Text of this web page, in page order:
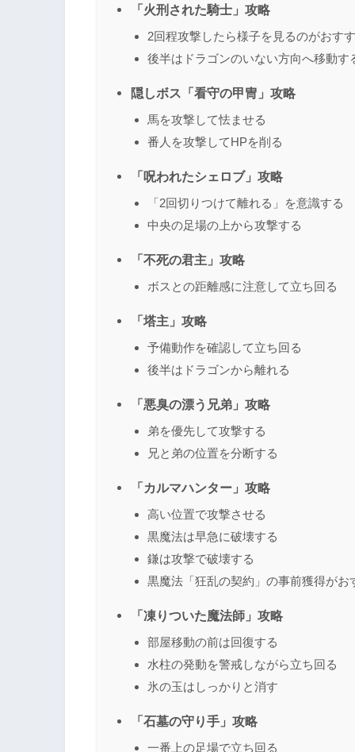
「火刑された騎士」攻略
2回程攻撃したら様子を見るのがおす
後半はドラゴンのいない方向へ移動す
隠しボス「看守の甲冑」攻略
馬を攻撃して怯ませる
番人を攻撃してHPを削る
「呪われたシェロブ」攻略
「2回切りつけて離れる」を意識する
中央の足場の上から攻撃する
「不死の君主」攻略
ボスとの距離感に注意して立ち回る
「塔主」攻略
予備動作を確認して立ち回る
後半はドラゴンから離れる
「悪臭の漂う兄弟」攻略
弟を優先して攻撃する
兄と弟の位置を分断する
「カルマハンター」攻略
高い位置で攻撃させる
黒魔法は早急に破壊する
鎌は攻撃で破壊する
黒魔法「狂乱の契約」の事前獲得がお
「凍りついた魔法師」攻略
部屋移動の前は回復する
水柱の発動を警戒しながら立ち回る
氷の玉はしっかりと消す
「石墓の守り手」攻略
一番上の足場で立ち回る